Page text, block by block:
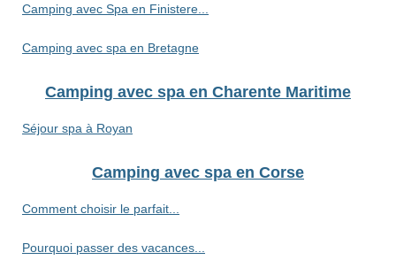
Camping avec Spa en Finistere...
Camping avec spa en Bretagne
Camping avec spa en Charente Maritime
Séjour spa à Royan
Camping avec spa en Corse
Comment choisir le parfait...
Pourquoi passer des vacances...